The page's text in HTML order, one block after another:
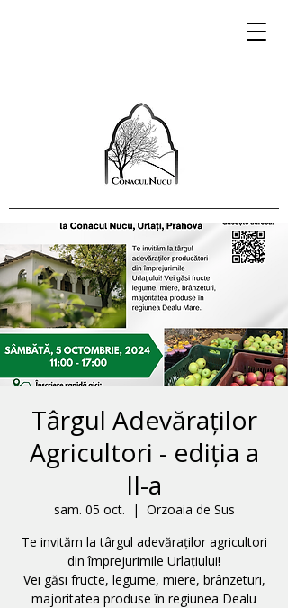
Târgul Adevăraților
Agricultori - ediția a
II-a
sam. 05 oct.
  |
Orzoaia de Sus
Te invităm la târgul adevăraților agricultori
din împrejurimile Urlațiului!
Vei găsi fructe, legume, miere, brânzeturi,
majoritatea produse în regiunea Dealu